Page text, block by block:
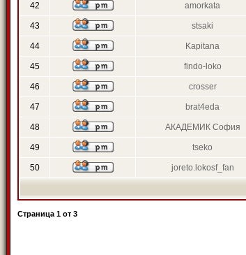
42 amorkata
43 stsaki
44 Kapitana
45 findo-loko
46 crosser
47 brat4eda
48 АКАДЕМИК София
49 tseko
50 joreto.lokosf_fan
Страница 1 от 3